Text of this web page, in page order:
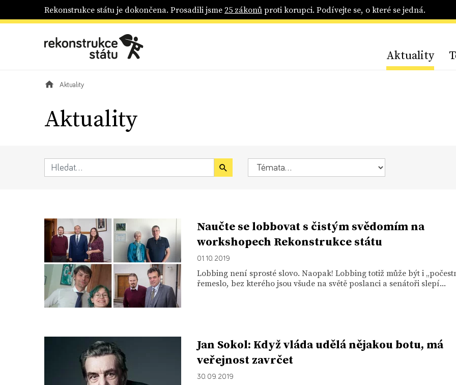
Rekonstrukce státu je dokončena. Prosadili jsme25 zákonůproti korupci. Podívejte se, o které se jedná.
Aktuality
Aktuality
Aktuality
Naučte se lobbovat s čistým svědomím na
workshopech Rekonstrukce státu
01. 10. 2019
Lobbing není sprosté slovo. Naopak! Lobbing totiž může být i
řemeslo, bez kterého jsou všude na světě poslanci a senátoři slepí...
Jan Sokol: Když vláda udělá nějakou botu, má
veřejnost zavrčet
30. 09. 2019